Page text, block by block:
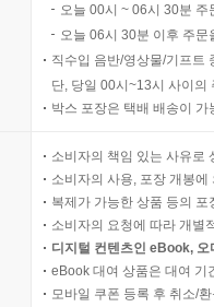
오늘 00시 ~ 06시 30분
오늘 06시 30분 이후 주
직수입 음반/영상물/기프트
단, 당일 00시~13시 사이의
박스 포장은 택배 배송이
소비자의 책임 있는 사유로
소비자의 사용, 포장 개봉
복제가 가능한 상품 등의
소비자의 요청에 따라 개별
디지털 컨텐츠인 eBook,
eBook 대여 상품은 대여 기
모바일 쿠폰 등록 후 취소/